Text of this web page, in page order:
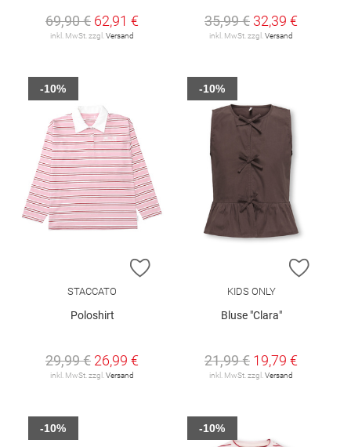
69,90 € 62,91 €
inkl. MwSt. zzgl. Versand
35,99 € 32,39 €
inkl. MwSt. zzgl. Versand
ZUR WUNSCHLISTE HINZUFÜGEN
STACCATO
Poloshirt
29,99 € 26,99 €
inkl. MwSt. zzgl. Versand
-10%
ZUR
KIDS ONLY
Bluse "Clara"
21,99 € 19,79 €
inkl. MwSt. zzgl. Versand
-10%
-10% -10%